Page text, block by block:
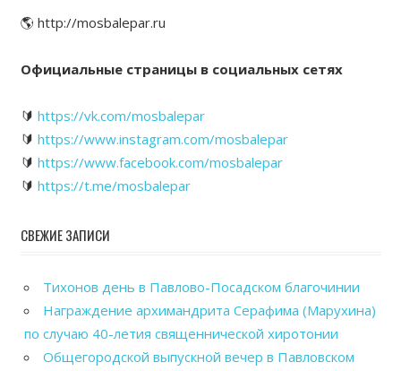
🌎 http://mosbalepar.ru
Официальные страницы в социальных сетях
🔰 https://vk.com/mosbalepar
🔰 https://www.instagram.com/mosbalepar
🔰 https://www.facebook.com/mosbalepar
🔰 https://t.me/mosbalepar
СВЕЖИЕ ЗАПИСИ
Тихонов день в Павлово-Посадском благочинии
Награждение архимандрита Серафима (Марухина)
по случаю 40-летия священнической хиротонии
Общегородской выпускной вечер в Павловском